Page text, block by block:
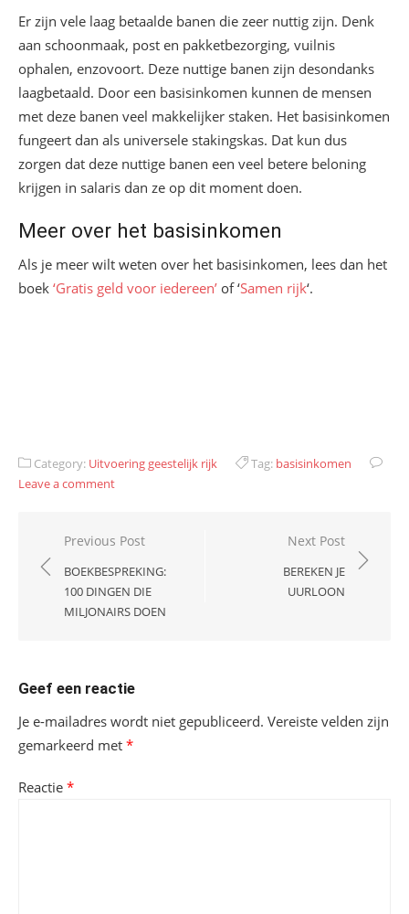
Er zijn vele laag betaalde banen die zeer nuttig zijn. Denk
aan schoonmaak, post en pakketbezorging, vuilnis
ophalen, enzovoort. Deze nuttige banen zijn desondanks
laagbetaald. Door een basisinkomen kunnen de mensen
met deze banen veel makkelijker staken. Het basisinkomen
fungeert dan als universele stakingskas. Dat kun dus
zorgen dat deze nuttige banen een veel betere beloning
krijgen in salaris dan ze op dit moment doen.
Meer over het basisinkomen
Als je meer wilt weten over het basisinkomen, lees dan het
boek ‘Gratis geld voor iedereen’ of ‘Samen rijk‘.
Category: Uitvoering geestelijk rijk Tag: basisinkomen
Leave a comment
Bericht
navigatie
Previous Post
BOEKBESPREKING:
100 DINGEN DIE
MILJONAIRS DOEN
Next Post
BEREKEN JE
UURLOON
Geef een reactie
Je e-mailadres wordt niet gepubliceerd. Vereiste velden zijn
gemarkeerd met *
Reactie *